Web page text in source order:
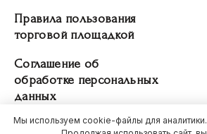
Правила пользования
торговой площадкой
Соглашение об
обработке персональных
данных
Мы используем cookie-файлы для аналитики.